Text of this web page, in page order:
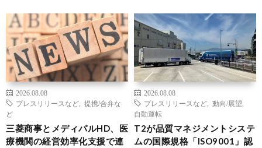
2026.08.08
プレスリリースなど
提携/合弁な
ど
三菱商事とメディパルHD、医
療機関の経営効率化支援で連
2026.08.08
プレスリリースなど
動向/展望
自動運転
T2が品質マネジメントシステ
ムの国際規格「ISO9001」認